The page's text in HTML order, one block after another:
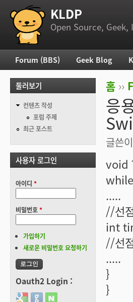
부 메뉴 KLDP
Open Source, Geek,
현재
홈 ››
응
글쓴
void
.....
//선
int
//선
.....
}
}
주 메뉴
Forum (BBS) Geek Blog
둘러보기
컨텐츠 작성
포럼 주제
최근 포스트
사용자 로그인
아이디 *
비밀번호*
가입하기
새로운 비밀번호 요청하기
Oauth2 Login :
Login with Google
Login with GitHub
Login with Naver